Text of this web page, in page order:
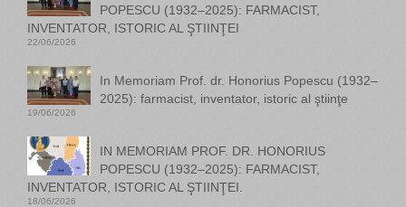
POPESCU (1932–2025): FARMACIST,
INVENTATOR, ISTORIC AL ŞTIINŢEI
22/06/2026
In Memoriam Prof. dr. Honorius Popescu (1932–
2025): farmacist, inventator, istoric al ştiinţe
19/06/2026
IN MEMORIAM PROF. DR. HONORIUS
POPESCU (1932–2025): FARMACIST,
INVENTATOR, ISTORIC AL ŞTIINŢEI.
18/06/2026